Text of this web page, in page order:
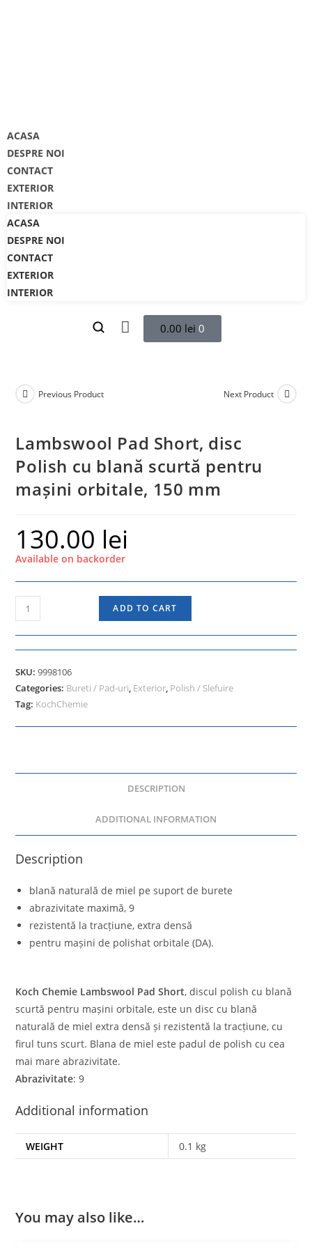
ACASA
DESPRE NOI
CONTACT
EXTERIOR
INTERIOR
ACASA
DESPRE NOI
CONTACT
EXTERIOR
INTERIOR
0.00 lei 0
Previous Product Next Product
Lambswool Pad Short, disc
Polish cu blană scurtă pentru
mașini orbitale, 150 mm
130.00 lei
Available on backorder
ADD TO CART
SKU:9998106
Categories: Bureti / Pad-uri, Exterior, Polish / Slefuire
Tag: KochChemie
DESCRIPTION
ADDITIONAL INFORMATION
Description
blană naturală de miel pe suport de burete
abrazivitate maximă, 9
rezistentă la tracțiune, extra densă
pentru mașini de polishat orbitale (DA).
Koch Chemie Lambswool Pad Short, discul polish cu blană
scurtă pentru mașini orbitale, este un disc cu blană
naturală de miel extra densă și rezistentă la tracțiune, cu
firul tuns scurt. Blana de miel este padul de polish cu cea
mai mare abrazivitate.
Abrazivitate: 9
Additional information
WEIGHT 0.1 kg
You may also like…